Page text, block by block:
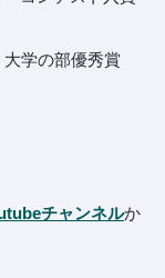
学の部優秀賞
チャンネルか